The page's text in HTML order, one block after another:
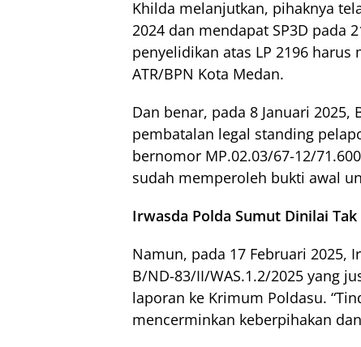
Khilda melanjutkan, pihaknya
2024 dan mendapat SP3D pada
penyelidikan atas LP 2196
ATR/BPN Kota Medan.
Dan benar, pada 8 Januari
pembatalan legal standing
bernomor MP.02.03/67-12/
sudah memperoleh bukti awal
Irwasda Polda Sumut Dinilai
Namun, pada 17 Februari 2025,
B/ND-83/II/WAS.1.2/2025 yang
laporan ke Krimum Poldasu.
mencerminkan keberpihakan